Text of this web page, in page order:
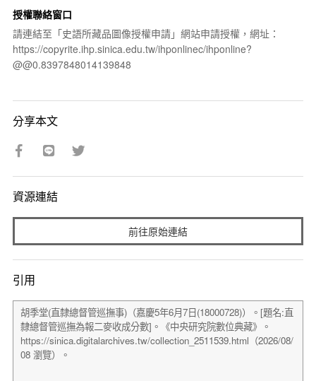
授權聯絡窗口
請連結至「史語所藏品圖像授權申請」網站申請授權，網址：
https://copyrite.ihp.sinica.edu.tw/ihponlinec/ihponline?
@@0.8397848014139848
分享本文
資源連結
前往原始連結
引用